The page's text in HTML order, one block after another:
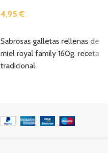
4,95€
Sabrosas galletas rellenas de
miel royal family 160g. receta
tradicional.